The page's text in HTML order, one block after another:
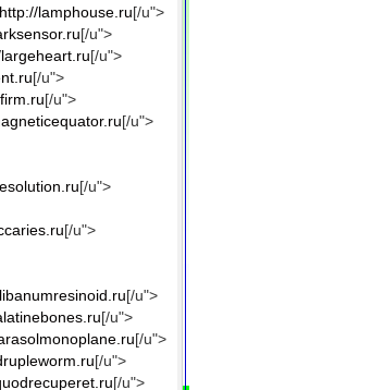
http://lamphouse.ru[/u">
[/u">
[/u">
[/u">
[/u">
[/u">
[/u">
[/u">
[/u">
[/u">
[/u">
[/u">
[/u">